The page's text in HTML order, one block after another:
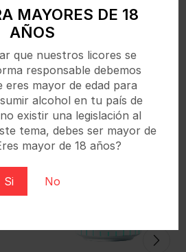
MAYORES DE 18
AÑOS
que nuestros licores se
responsable debemos
mayor de edad para
alcohol en tu país de
existir una legislación al
tema, debes ser mayor de
mayor de 18 años?
Si No
y aroma natural de cereza,
Relacionados